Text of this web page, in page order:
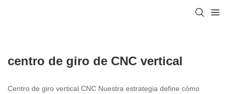
centro de giro de CNC vertical
Centro de giro vertical CNC Nuestra estrategia define cómo